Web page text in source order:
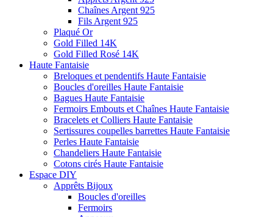
Chaînes Argent 925
Fils Argent 925
Plaqué Or
Gold Filled 14K
Gold Filled Rosé 14K
Haute Fantaisie
Breloques et pendentifs Haute Fantaisie
Boucles d'oreilles Haute Fantaisie
Bagues Haute Fantaisie
Fermoirs Embouts et Chaînes Haute Fantaisie
Bracelets et Colliers Haute Fantaisie
Sertissures coupelles barrettes Haute Fantaisie
Perles Haute Fantaisie
Chandeliers Haute Fantaisie
Cotons cirés Haute Fantaisie
Espace DIY
Apprêts Bijoux
Boucles d'oreilles
Fermoirs